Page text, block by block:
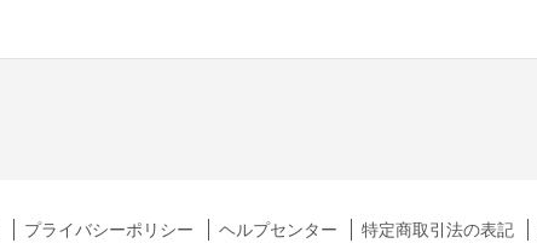
プライバシーポリシー ヘルプセンター 特定商取引法の表記